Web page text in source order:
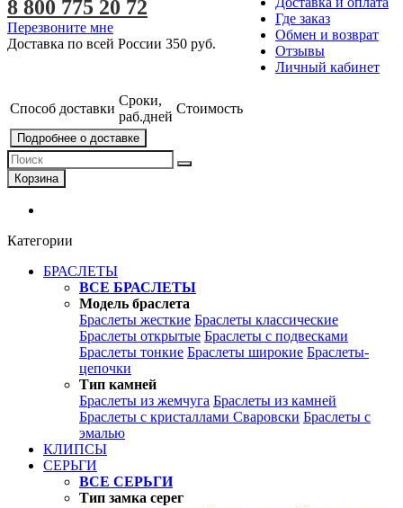
Где заказ
Обмен и возврат
Отзывы
Личный кабинет
8 800 775 20 72
Перезвоните мне
Доставка по всей России 350 руб.
Способ доставки
Сроки,
раб.дней
Стоимость
Подробнее о доставке
Корзина
Категории
БРАСЛЕТЫ
ВСЕ БРАСЛЕТЫ
Модель браслета
Браслеты жесткие Браслеты классические
Браслеты открытые Браслеты с подвесками
Браслеты тонкие Браслеты широкие Браслеты-
цепочки
Тип камней
Браслеты из жемчуга Браслеты из камней
Браслеты с кристаллами Сваровски Браслеты с
эмалью
КЛИПСЫ
СЕРЬГИ
ВСЕ СЕРЬГИ
Тип замка серег